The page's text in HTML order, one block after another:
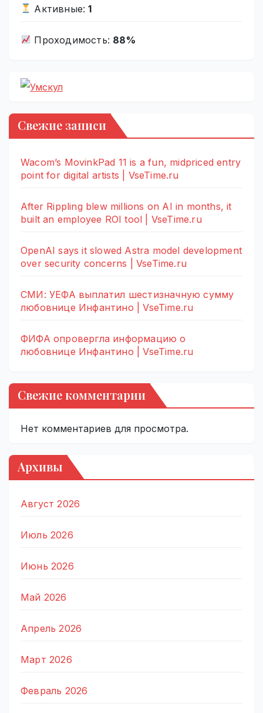
Активные:1
Проходимость: 88%
Свежие записи
Wacom’s MovinkPad 11 is a fun, midpriced entry
point for digital artists | VseTime.ru
After Rippling blew millions on AI in months, it
built an employee ROI tool | VseTime.ru
OpenAI says it slowed Astra model development
over security concerns | VseTime.ru
СМИ: УЕФА выплатил шестизначную сумму
любовнице Инфантино | VseTime.ru
ФИФА опровергла информацию о
любовнице Инфантино | VseTime.ru
Свежие комментарии
Нет комментариев для просмотра.
Архивы
Август 2026
Июль 2026
Июнь 2026
Май 2026
Апрель 2026
Март 2026
Февраль 2026